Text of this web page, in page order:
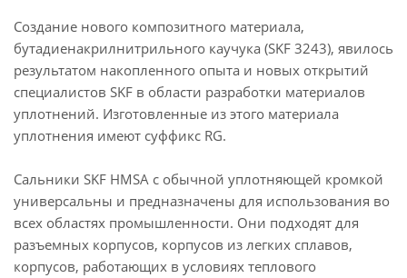
Создание нового композитного материала,
бутадиенакрилнитрильного каучука (SKF 3243), явилось
результатом накопленного опыта и новых открытий
специалистов SKF в области разработки материалов
уплотнений. Изготовленные из этого материала
уплотнения имеют суффикс RG.
Сальники SKF HMSA с обычной уплотняющей кромкой
универсальны и предназначены для использования во
всех областях промышленности. Они подходят для
разъемных корпусов, корпусов из легких сплавов,
корпусов, работающих в условиях теплового